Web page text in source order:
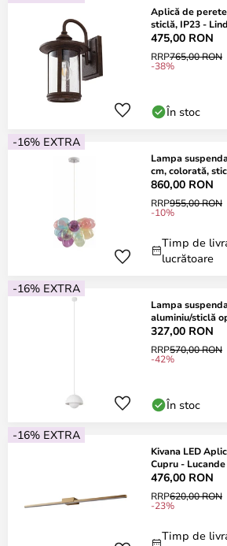
Aplică de
sticlă, IP23 -
475,00 RON
RRP765,00 RON
-38%
În stoc
-16% EXTRA
Lampa
cm, colorată,
860,00 RON
RRP955,00 RON
-10%
Timp de
lucrătoare
-16% EXTRA
Lampa
aluminiu/sticlă
327,00 RON
RRP570,00 RON
-42%
În stoc
-16% EXTRA
Kivana LED
Cupru - Lucande
476,00 RON
RRP620,00 RON
-23%
Timp de